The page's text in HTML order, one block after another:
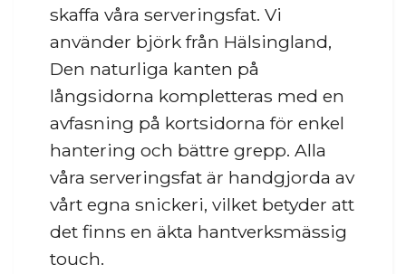
skaffa våra serveringsfat. Vi
använder björk från Hälsingland,
Den naturliga kanten på
långsidorna kompletteras med en
avfasning på kortsidorna för enkel
hantering och bättre grepp. Alla
våra serveringsfat är handgjorda av
vårt egna snickeri, vilket betyder att
det finns en äkta hantverksmässig
touch.